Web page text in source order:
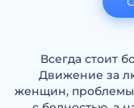
Всегда стоит
Движение за
женщин, проблемы